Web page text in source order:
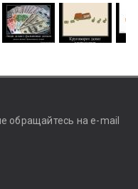
обращайтесь на e-mail